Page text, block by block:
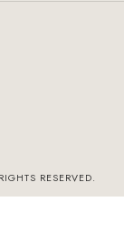
RESERVED.